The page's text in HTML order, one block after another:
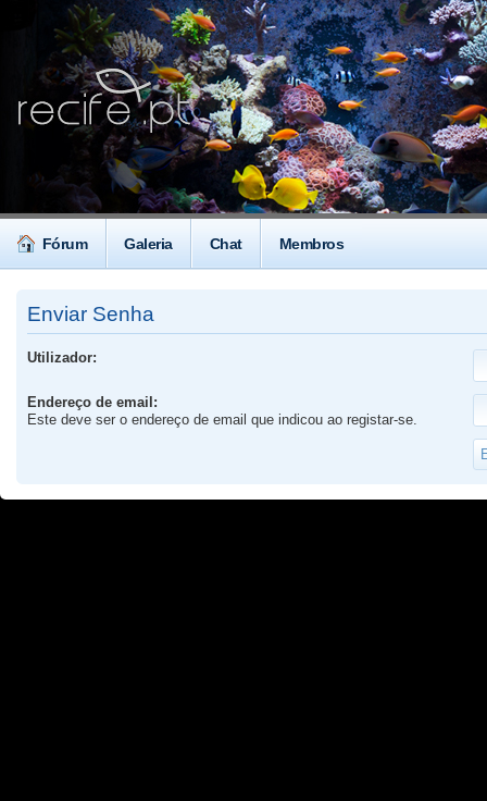
Fórum Galeria Chat Membros
Enviar Senha
Utilizador:
Endereço de email:
Este deve ser o endereço de email que indicou ao registar-se.